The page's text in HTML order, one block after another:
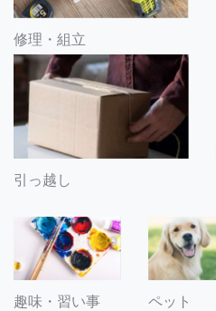
修理・組立
引っ越し
趣味・習い事 ペット